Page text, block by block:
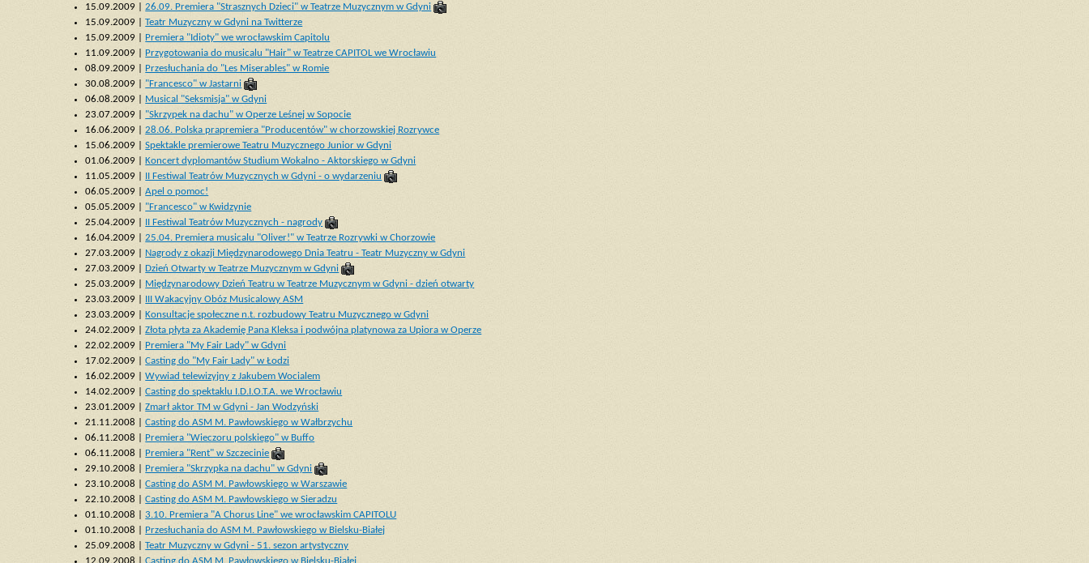
15.09.2009 | 26.09. Premiera "Strasznych Dzieci" w Teatrze Muzycznym w Gdyni
15.09.2009 |Teatr Muzyczny w Gdyni na Twitterze
15.09.2009 | Premiera "Idioty" we wrocławskim Capitolu
11.09.2009 | Przygotowania do musicalu "Hair" w Teatrze CAPITOL we Wrocławiu
08.09.2009 | Przesłuchania do "Les Miserables" w Romie
30.08.2009 | "Francesco" w Jastarni
06.08.2009 | Musical "Seksmisja" w Gdyni
23.07.2009 | "Skrzypek na dachu" w Operze Leśnej w Sopocie
16.06.2009 | 28.06. Polska prapremiera "Producentów" w chorzowskiej Rozrywce
15.06.2009 |Spektakle premierowe Teatru Muzycznego Junior w Gdyni
01.06.2009 |Koncert dyplomantów Studium Wokalno - Aktorskiego w Gdyni
11.05.2009 | II Festiwal Teatrów Muzycznych w Gdyni - o wydarzeniu
06.05.2009 |Apel o pomoc!
05.05.2009 | "Francesco" w Kwidzynie
25.04.2009 | II Festiwal Teatrów Muzycznych - nagrody
16.04.2009 | 25.04. Premiera musicalu "Oliver!" w Teatrze Rozrywki w Chorzowie
27.03.2009 | Nagrody z okazji Międzynarodowego Dnia Teatru - Teatr Muzyczny w Gdyni
27.03.2009 |Dzień Otwarty w Teatrze Muzycznym w Gdyni
25.03.2009 | Międzynarodowy Dzień Teatru w Teatrze Muzycznym w Gdyni - dzień otwarty
23.03.2009 | III Wakacyjny Obóz Musicalowy ASM
23.03.2009 |Konsultacje społeczne n.t. rozbudowy Teatru Muzycznego w Gdyni
24.02.2009 |Złota płyta za Akademię Pana Kleksa i podwójna platynowa za Upiora w Operze
22.02.2009 | Premiera "My Fair Lady" w Gdyni
17.02.2009 |Casting do "My Fair Lady" w Łodzi
16.02.2009 |Wywiad telewizyjny z Jakubem Wocialem
14.02.2009 |Casting do spektaklu I.D.I.O.T.A. we Wrocławiu
23.01.2009 |Zmarł aktor TM w Gdyni - Jan Wodzyński
21.11.2008 |Casting do ASM M. Pawłowskiego w Wałbrzychu
06.11.2008 | Premiera "Wieczoru polskiego" w Buffo
06.11.2008 | Premiera "Rent" w Szczecinie
29.10.2008 | Premiera "Skrzypka na dachu" w Gdyni
23.10.2008 |Casting do ASM M. Pawłowskiego w Warszawie
22.10.2008 |Casting do ASM M. Pawłowskiego w Sieradzu
01.10.2008 |3.10. Premiera "A Chorus Line" we wrocławskim CAPITOLU
01.10.2008 | Przesłuchania do ASM M. Pawłowskiego w Bielsku-Białej
25.09.2008 |Teatr Muzyczny w Gdyni - 51. sezon artystyczny
12.09.2008 |Casting do ASM M. Pawłowskiego w Bielsku-Białej